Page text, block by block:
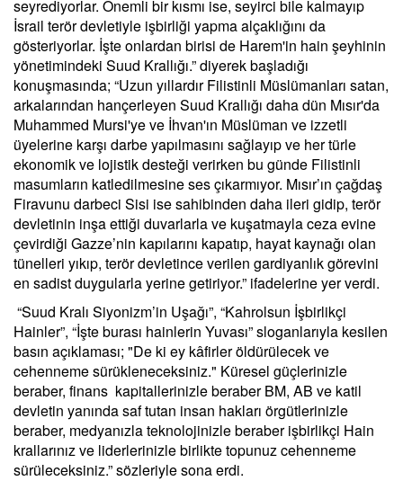
seyrediyorlar. Önemli bir kısmı ise, seyirci bile kalmayıp
İsrail terör devletiyle işbirliği yapma alçaklığını da
gösteriyorlar. İşte onlardan birisi de Harem'in hain şeyhinin
yönetimindeki Suud Krallığı.” diyerek başladığı
konuşmasında; “Uzun yıllardır Filistinli Müslümanları satan,
arkalarından hançerleyen Suud Krallığı daha dün Mısır'da
Muhammed Mursi'ye ve İhvan'ın Müslüman ve izzetli
üyelerine karşı darbe yapılmasını sağlayıp ve her türle
ekonomik ve lojistik desteği verirken bu günde Filistinli
masumların katledilmesine ses çıkarmıyor. Mısır’ın çağdaş
Firavunu darbeci Sisi ise sahibinden daha ileri gidip, terör
devletinin inşa ettiği duvarlarla ve kuşatmayla ceza evine
çevirdiği Gazze’nin kapılarını kapatıp, hayat kaynağı olan
tünelleri yıkıp, terör devletince verilen gardiyanlık görevini
en sadist duygularla yerine getiriyor.” ifadelerine yer verdi.
“Suud Kralı Siyonizm’in Uşağı”, “Kahrolsun İşbirlikçi
Hainler”, “İşte burası hainlerin Yuvası” sloganlarıyla kesilen
basın açıklaması; "De ki ey kâfirler öldürülecek ve
cehenneme sürükleneceksiniz." Küresel güçlerinizle
beraber, finans kapitallerinizle beraber BM, AB ve katil
devletin yanında saf tutan insan hakları örgütlerinizle
beraber, medyanızla teknolojinizle beraber işbirlikçi Hain
krallarınız ve liderlerinizle birlikte topunuz cehenneme
sürüleceksiniz.” sözleriyle sona erdi.